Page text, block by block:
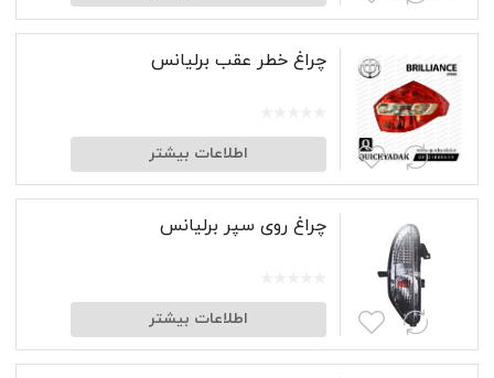
چراغ خطر عقب برلیانس
اطلاعات بیشتر
چراغ روی سپر برلیانس
اطلاعات بیشتر